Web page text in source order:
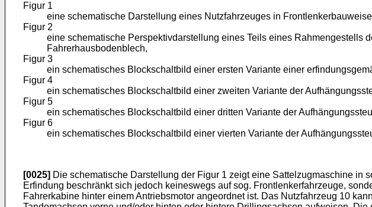
Figur 1
eine schematische Darstellung eines Nutzfahrzeuges in
Figur 2
eine schematische Perspektivdarstellung eines Teils eines
Fahrerhausbodenblech,
Figur 3
ein schematisches Blockschaltbild einer ersten Variante einer
Figur 4
ein schematisches Blockschaltbild einer zweiten Variante der
Figur 5
ein schematisches Blockschaltbild einer dritten Variante der
Figur 6
ein schematisches Blockschaltbild einer vierten Variante der
[0025] Die schematische Darstellung der Figur 1 zeigt eine Sattelzugmaschine
Erfindung beschränkt sich jedoch keineswegs auf sog. Frontlenkerfahrzeuge,
Fahrerkabine hinter einem Antriebsmotor angeordnet ist. Das Nutzfahrzeug 10